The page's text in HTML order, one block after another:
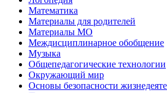
Математика
Материалы для родителей
Материалы МО
Междисциплинарное обобщение
Музыка
Общепедагогические технологии
Окружающий мир
Основы безопасности